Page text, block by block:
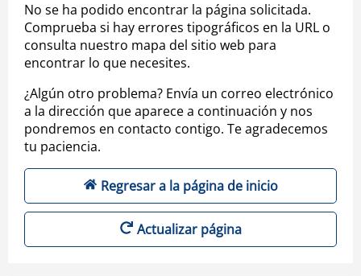
No se ha podido encontrar la página solicitada.
Comprueba si hay errores tipográficos en la URL o
consulta nuestro mapa del sitio web para
encontrar lo que necesites.
¿Algún otro problema? Envía un correo electrónico
a la dirección que aparece a continuación y nos
pondremos en contacto contigo. Te agradecemos
tu paciencia.
Regresar a la página de inicio
Actualizar página